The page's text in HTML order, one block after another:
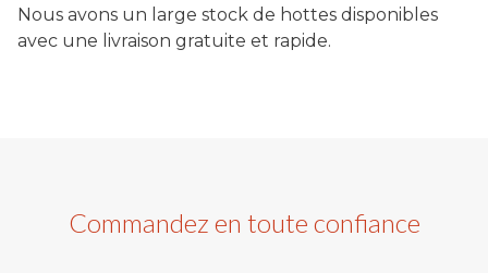
Nous avons un large stock de hottes disponibles
avec une livraison gratuite et rapide.
Commandez en toute confiance